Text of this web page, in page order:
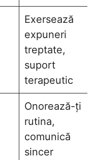
Exersează
expuneri
treptate,
suport
terapeutic
Onorează-ți
rutina,
comunică
sincer